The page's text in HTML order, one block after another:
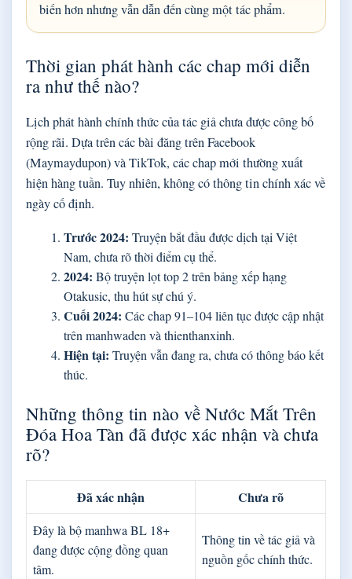
biến hơn nhưng vẫn dẫn đến cùng một tác phẩm.
Thời gian phát hành các chap mới diễn
ra như thế nào?
Lịch phát hành chính thức của tác giả chưa được công bố
rộng rãi. Dựa trên các bài đăng trên Facebook
(Maymaydupon) và TikTok, các chap mới thường xuất
hiện hàng tuần. Tuy nhiên, không có thông tin chính xác về
ngày cố định.
Trước 2024: Truyện bắt đầu được dịch tại Việt
Nam, chưa rõ thời điểm cụ thể.
2024: Bộ truyện lọt top 2 trên bảng xếp hạng
Otakusic, thu hút sự chú ý.
Cuối 2024: Các chap 91–104 liên tục được cập nhật
trên manhwaden và thienthanxinh.
Hiện tại: Truyện vẫn đang ra, chưa có thông báo kết
thúc.
Những thông tin nào về Nước Mắt Trên
Đóa Hoa Tàn đã được xác nhận và chưa
rõ?
Đã xác nhận Chưa rõ
Đây là bộ manhwa BL 18+
đang được cộng đồng quan
tâm.
Thông tin về tác giả và
nguồn gốc chính thức.